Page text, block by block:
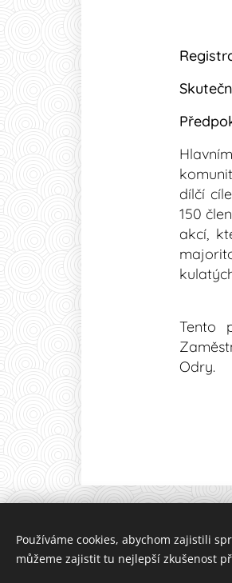
dílčí
150
akcí,
Tento
Odry.
Používáme cookies, abychom zajistili
můžeme zajistit tu nejlepší zkušenost